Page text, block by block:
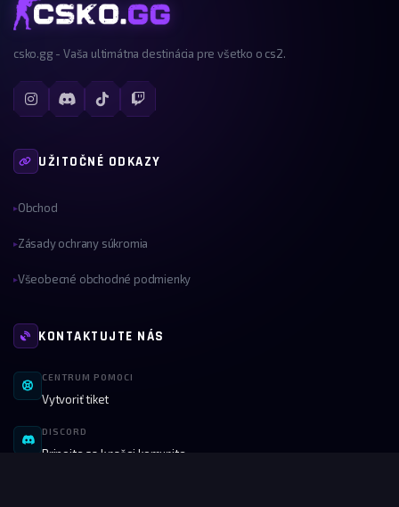
csko.gg - Vaša ultimátna destinácia pre všetko o cs2.
UŽITOČNÉ ODKAZY
▸Obchod
▸Zásady ochrany súkromia
▸Všeobecné obchodné podmienky
KONTAKTUJTE NÁS
CENTRUM POMOCI
Vytvoriť tiket
DISCORD
Pripojte sa k našej komunite